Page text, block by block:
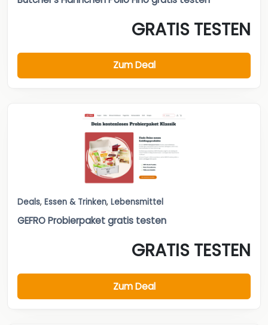
GRATIS TESTEN
Zum Deal
Deals, Essen & Trinken, Lebensmittel
GEFRO Probierpaket gratis testen
GRATIS TESTEN
Zum Deal